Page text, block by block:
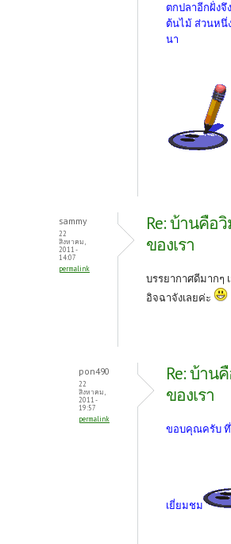
ตกปลาอีกฝั่งจึ
ต้นไม้ ส่วนหนึ่
นา
sammy
22
สิงหาคม,
2011 -
14:07
permalink
Re: บ้านคือ
ของเรา
บรรยากาศดีมากๆ
อิจฉาจังเลยค่ะ
pon490
22
สิงหาคม,
2011 -
19:57
permalink
Re: บ้าน
ของเรา
ขอบคุณครับ ทึ่
เยี่ยมชม